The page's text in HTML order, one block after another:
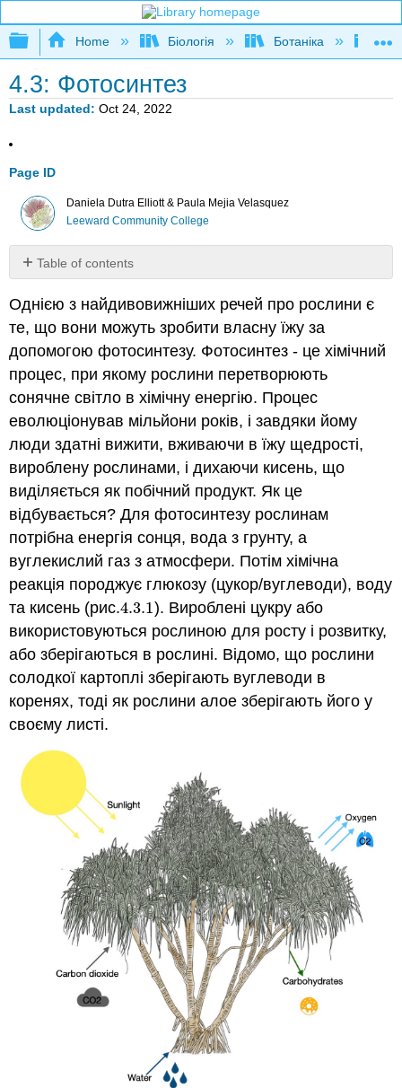
Expand/collapse global hierarchy
Home Біологія Ботаніка
4.3: Фотосинтез
Last updated Oct 24, 2022
Page ID
Daniela Dutra Elliott & Paula Mejia Velasquez
Leeward Community College
Table of contents
No
Однією з найдивовижніших речей про рослини є
те, що вони можуть зробити власну їжу за
допомогою фотосинтезу. Фотосинтез - це хімічний
процес, при якому рослини перетворюють
сонячне світло в хімічну енергію. Процес
еволюціонував мільйони років, і завдяки йому
люди здатні вижити, вживаючи в їжу щедрості,
вироблену рослинами, і дихаючи кисень, що
виділяється як побічний продукт. Як це
відбувається? Для фотосинтезу рослинам
потрібна енергія сонця, вода з грунту, а
вуглекислий газ з атмосфери. Потім хімічна
реакція породжує глюкозу (цукор/вуглеводи), воду
та кисень (рис.4.3.1
4.3.1). Вироблені цукру або
використовуються рослиною для росту і розвитку,
або зберігаються в рослині. Відомо, що рослини
солодкої картоплі зберігають вуглеводи в
коренях, тоді як рослини алое зберігають його у
своєму листі.